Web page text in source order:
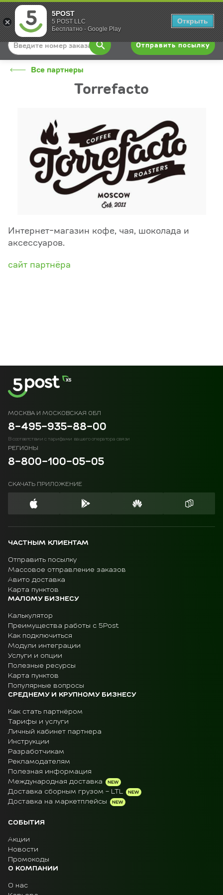
Вход
Отправить посылку
Все партнеры
Torrefacto
Интернет-магазин кофе, чая, шоколада и
аксессуаров.
сайт партнёра
МОСКВА И МОСКОВСКАЯ ОБЛ
8-495-935-88-00
В соответствии с тарифами вашего оператора связи
РЕГИОНЫ
8-800-100-05-05
СКАЧАТЬ ПРИЛОЖЕНИЕ
ЧАСТНЫМ КЛИЕНТАМ
Отправить посылку
Массовое отправление заказов
Авито доставка
Карта пунктов
МАЛОМУ БИЗНЕСУ
Калькулятор
Преимущества работы с 5Post
Как подключиться
Модули интеграции
Услуги и опции
Полезные ресурсы
Карта пунктов
Популярные вопросы
СРЕДНЕМУ И КРУПНОМУ БИЗНЕСУ
Как стать партнёром
Тарифы и услуги
Личный кабинет партнера
Инструкции
Разработчикам
Рекламодателям
Полезная информация
Международная доставка
Доставка сборным грузом - LTL
Доставка на маркетплейсы
СОБЫТИЯ
Акции
Новости
Промокоды
О КОМПАНИИ
О нас
5POST
5 POST LLC
Бесплатно - Google Play
Открыть